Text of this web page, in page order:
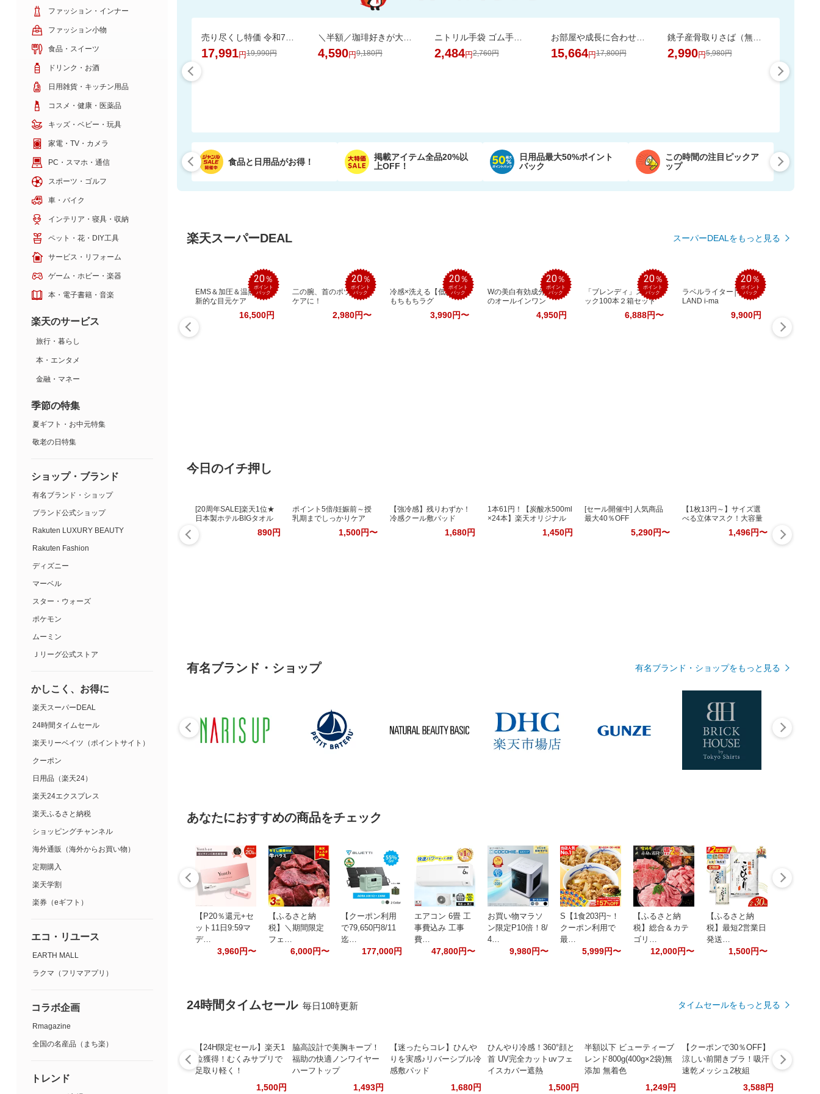
17,991円19,990円
＼半額／珈琲好きが大喜び。銀座の専門店の芳醇なドリップ珈琲を飲み比べ10種100杯
4,590円9,180円
ニトリル手袋 ゴム手袋 使い捨て 食品衛生適合 SS S M L サイズ 白 青 黒 業務用
2,484円2,760円
お部屋や成長に合わせて7通りに使える、多機能ベビーサークル
15,664円17,800円
銚子産骨取りさば（無塩 選べる1kg・2kg）【骨取り魚の飯田商店】
2,990円5,980円
食品と日用品がお得！
掲載アイテム全品20%以
上OFF！
日用品最大50%ポイント
バック
この時間の注目ピックア
ップ
楽天スーパーDEAL スーパーDEALをもっと見る
20％
ポイント
バック
EMS＆加圧＆温熱！革
新的な目元ケア
16,500円
20％
ポイント
バック
二の腕、首のポツポツ
ケアに！
2,980円〜
20％
ポイント
バック
冷感×洗える【低反発】
もちもちラグ
3,990円〜
20％
ポイント
バック
Wの美白有効成分配合
のオールインワン
4,950円
20％
ポイント
バック
「ブレンディ」スティ
ック100本２箱セット
6,888円〜
20％
ポイント
バック
ラベルライター│NAME
LAND i-ma
9,900円
今日のイチ押し
[20周年SALE]楽天1位★
日本製ホテルBIGタオル
890円
ポイント5倍/妊娠前～授
乳期までしっかりケア
1,500円〜
【強冷感】残りわずか！
冷感クール敷パッド
1,680円
1本61円！【炭酸水500ml
×24本】楽天オリジナル
1,450円
[セール開催中] 人気商品
最大40％OFF
5,290円〜
【1枚13円～】サイズ選
べる立体マスク！大容量
1,496円〜
有名ブランド・ショップ 有名ブランド・ショップをもっと見る
あなたにおすすめの商品をチェック
【P20％還元+セ
ット11日9:59マ
デ…
3,960円〜
【ふるさと納
税】＼期間限定
フェ…
6,000円〜
【クーポン利用
で79,650円8/11
迄…
177,000円
エアコン 6畳 工
事費込み 工事
費…
47,800円〜
お買い物マラソ
ン限定P10倍！8/
4…
9,980円〜
S【1食203円~！
クーポン利用で
最…
5,999円〜
【ふるさと納
税】総合＆カテ
ゴリ…
12,000円〜
【ふるさと納
税】最短2営業日
発送…
1,500円〜
24時間タイムセール 毎日10時更新 タイムセールをもっと見る
【24H限定セール】楽天1
位獲得！むくみサプリで
足取り軽く！
1,500円
脇高設計で美胸キープ！
福助の快適ノンワイヤー
ハーフトップ
1,493円
【迷ったらコレ】ひんや
りを実感♪リバーシブル冷
感敷パッド
1,680円
ひんやり冷感！360°顔と
首 UV完全カットuvフェ
イスカバー遮熱
1,500円
半額以下 ビューティーブ
レンド800g(400g×2袋)無
添加 無着色
1,249円
【クーポンで30％OFF】
涼しい前開きブラ！吸汗
速乾メッシュ2枚組
3,588円
ファッション・インナー
ファッション小物
食品・スイーツ
ドリンク・お酒
日用雑貨・キッチン用品
コスメ・健康・医薬品
キッズ・ベビー・玩具
家電・TV・カメラ
PC・スマホ・通信
スポーツ・ゴルフ
車・バイク
インテリア・寝具・収納
ペット・花・DIY工具
サービス・リフォーム
ゲーム・ホビー・楽器
本・電子書籍・音楽
楽天のサービス
旅行・暮らし
本・エンタメ
金融・マネー
季節の特集
夏ギフト・お中元特集
敬老の日特集
ショップ・ブランド
有名ブランド・ショップ
ブランド公式ショップ
Rakuten LUXURY BEAUTY
Rakuten Fashion
ディズニー
マーベル
スター・ウォーズ
ポケモン
ムーミン
Ｊリーグ公式ストア
かしこく、お得に
楽天スーパーDEAL
24時間タイムセール
楽天リーベイツ（ポイントサイト）
クーポン
日用品（楽天24）
楽天24エクスプレス
楽天ふるさと納税
ショッピングチャンネル
海外通販（海外からお買い物）
定期購入
楽天学割
楽券（eギフト）
エコ・リユース
EARTH MALL
ラクマ（フリマアプリ）
コラボ企画
Rmagazine
全国の名産品（まち楽）
トレンド